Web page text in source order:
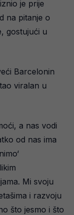
je prije
na pitanje o
gostujući u
Barcelonin
viralan u
a nas vodi
od nas ima
Mi svoju
i razvoju
što jesmo i što